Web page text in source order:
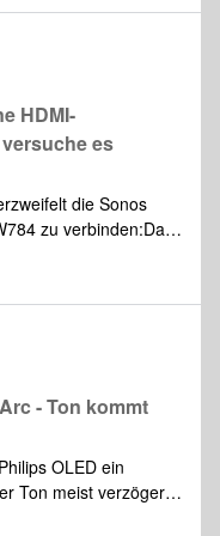
klängen auch wenn
man da zwischen
Fernseher die
Lösung?Vielen
HDMI-
es
die Sonos
zu verbinden:Das
Panasonic HDMI-
ist auf “Ein”
Produkte sind
Menü unter TV-
auf ARC gesetzt
nicht.Ich
Installation
Hilfe !
- Ton kommt
OLED ein
Ton meist verzögert
ist. Alles ist up